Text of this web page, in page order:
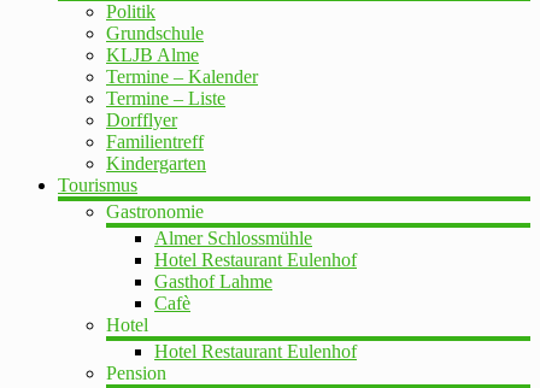
Politik
Grundschule
KLJB Alme
Termine – Kalender
Termine – Liste
Dorfflyer
Familientreff
Kindergarten
Tourismus
Gastronomie
Almer Schlossmühle
Hotel Restaurant Eulenhof
Gasthof Lahme
Cafè
Hotel
Hotel Restaurant Eulenhof
Pension